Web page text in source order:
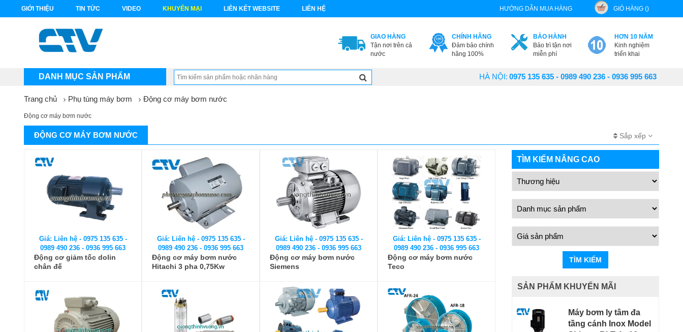
GIỚI THIỆU TIN TỨC VIDEO KHUYẾN MẠI LIÊN KẾT WEBSITE LIÊN HỆ HƯỚNG DẪN MUA HÀNG GIỎ HÀNG ()
GIAO HÀNG
Tận nơi trên cả
nước
CHÍNH HÃNG
Đảm bảo chính
hãng 100%
BẢO HÀNH
Bảo trì tận nơi
miễn phí
HƠN 10 NĂM
Kinh nghiệm
triển khai
DANH MỤC SẢN PHẨM HÀ NỘI: 0975 135 635 - 0989 490 236 - 0936 995 663
Trang chủ Phụ tùng máy bơm Động cơ máy bơm nước
Động cơ máy bơm nước
ĐỘNG CƠ MÁY BƠM NƯỚC Sắp xếp
Giá: Liên hệ - 0975 135 635 -
0989 490 236 - 0936 995 663
Động cơ giảm tốc dolin
chân đế
Giá: Liên hệ - 0975 135 635 -
0989 490 236 - 0936 995 663
Động cơ máy bơm nước
Hitachi 3 pha 0,75Kw
Giá: Liên hệ - 0975 135 635 -
0989 490 236 - 0936 995 663
Động cơ máy bơm nước
Siemens
Giá: Liên hệ - 0975 135 635 -
0989 490 236 - 0936 995 663
Động cơ máy bơm nước
Teco
TÌM KIẾM NÂNG CAO
TÌM KIẾM
SẢN PHẨM KHUYẾN MÃI
Máy bơm ly tâm đa
tầng cánh Inox Model